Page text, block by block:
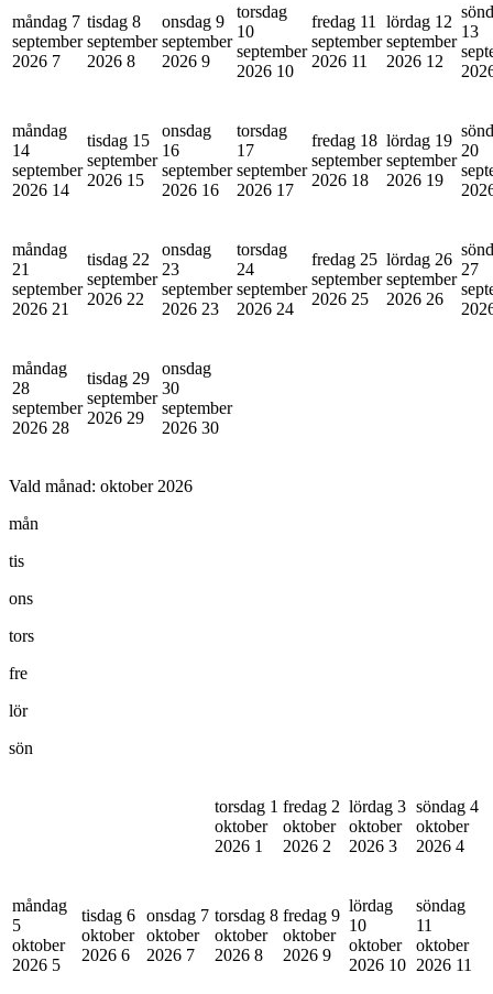
måndag 7
september
2026 7
tisdag 8
september
2026 8
onsdag 9
september
2026 9
torsdag
10
september
2026 10
fredag 11
september
2026 11
lördag 12
september
2026 12
13
måndag
14
september
2026 14
tisdag 15
september
2026 15
onsdag
16
september
2026 16
torsdag
17
september
2026 17
fredag 18
september
2026 18
lördag 19
september
2026 19
20
måndag
21
september
2026 21
tisdag 22
september
2026 22
onsdag
23
september
2026 23
torsdag
24
september
2026 24
fredag 25
september
2026 25
lördag 26
september
2026 26
27
måndag
28
september
2026 28
tisdag 29
september
2026 29
onsdag
30
september
2026 30
Vald månad: oktober 2026
mån
tis
ons
tors
fre
lör
sön
torsdag 1
oktober
2026 1
fredag 2
oktober
2026 2
lördag 3
oktober
2026 3
söndag 4
oktober
2026 4
måndag
5
oktober
2026 5
tisdag 6
oktober
2026 6
onsdag 7
oktober
2026 7
torsdag 8
oktober
2026 8
fredag 9
oktober
2026 9
lördag
10
oktober
2026 10
söndag
11
oktober
2026 11